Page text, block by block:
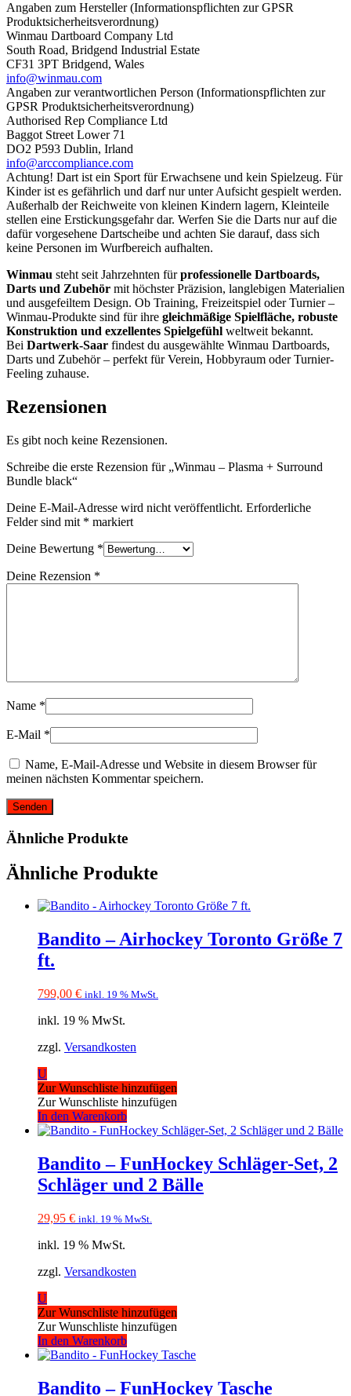
Angaben zum Hersteller (Informationspflichten zur GPSR
Produktsicherheitsverordnung)
Winmau Dartboard Company Ltd
South Road, Bridgend Industrial Estate
CF31 3PT Bridgend, Wales
info@winmau.com
Angaben zur verantwortlichen Person (Informationspflichten zur
GPSR Produktsicherheitsverordnung)
Authorised Rep Compliance Ltd
Baggot Street Lower 71
DO2 P593 Dublin, Irland
info@arccompliance.com
Achtung! Dart ist ein Sport für Erwachsene und kein Spielzeug. Für
Kinder ist es gefährlich und darf nur unter Aufsicht gespielt werden.
Außerhalb der Reichweite von kleinen Kindern lagern, Kleinteile
stellen eine Erstickungsgefahr dar. Werfen Sie die Darts nur auf die
dafür vorgesehene Dartscheibe und achten Sie darauf, dass sich
keine Personen im Wurfbereich aufhalten.
Winmau steht seit Jahrzehnten fürprofessionelle Dartboards,
Darts und Zubehör mit höchster Präzision, langlebigen Materialien
und ausgefeiltem Design. Ob Training, Freizeitspiel oder Turnier –
Winmau-Produkte sind für ihre gleichmäßige Spielfläche, robuste
Konstruktion und exzellentes Spielgefühl weltweit bekannt.
Bei Dartwerk-Saar findest du ausgewählte Winmau Dartboards,
Darts und Zubehör – perfekt für Verein, Hobbyraum oder Turnier-
Feeling zuhause.
Rezensionen
Es gibt noch keine Rezensionen.
Schreibe die erste Rezension für „Winmau – Plasma + Surround
Bundle black“
Deine E-Mail-Adresse wird nicht veröffentlicht. Erforderliche
Felder sind mit * markiert
Deine Bewertung *
Deine Rezension *
Name *
E-Mail *
Name, E-Mail-Adresse und Website in diesem Browser für
meinen nächsten Kommentar speichern.
Ähnliche Produkte
Ähnliche Produkte
Bandito – Airhockey Toronto Größe 7
ft.
799,00 € inkl. 19 % MwSt.
inkl. 19 % MwSt.
zzgl. Versandkosten
U
Zur Wunschliste hinzufügen
Zur Wunschliste hinzufügen
In den Warenkorb
Bandito – FunHockey Schläger-Set, 2
Schläger und 2 Bälle
29,95 € inkl. 19 % MwSt.
inkl. 19 % MwSt.
zzgl. Versandkosten
U
Zur Wunschliste hinzufügen
Zur Wunschliste hinzufügen
In den Warenkorb
Bandito – FunHockey Tasche